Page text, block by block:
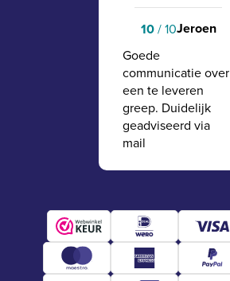
10/ 10Jeroen
Goede
communicatie over
een te leveren
greep. Duidelijk
geadviseerd via
mail